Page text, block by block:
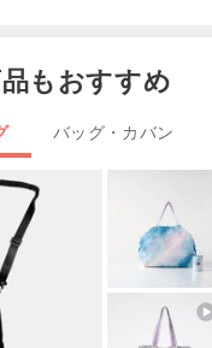
ップボタンポケットが2つ
地を使用しているため、
も美しく仕上がります。
もおすすめ
バッグ・カバン